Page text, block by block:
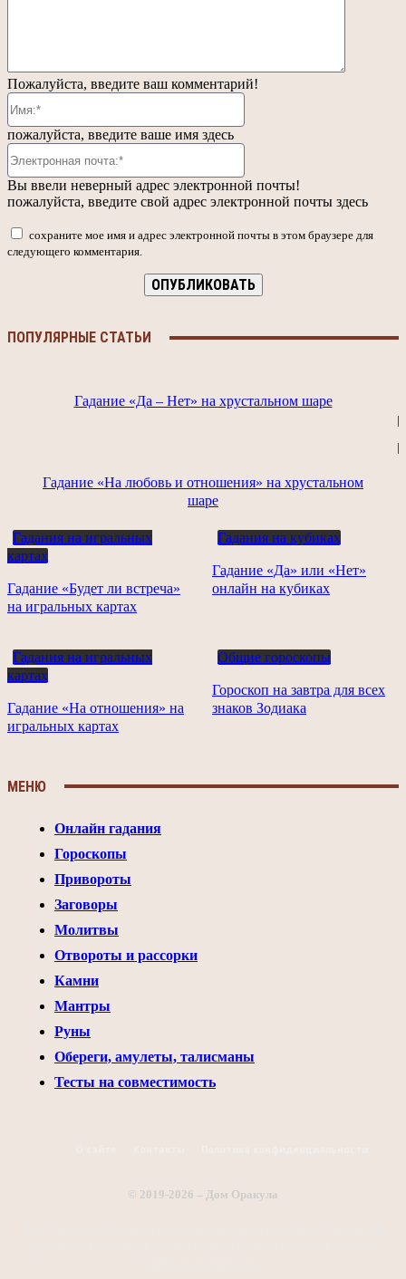
Пожалуйста, введите ваш комментарий!
Имя:*
пожалуйста, введите ваше имя здесь
Электронная
Вы ввели неверный адрес электронной почты!
пожалуйста, введите свой адрес электронной почты здесь
сохраните мое имя и адрес электронной почты в этом браузере для
следующего комментария.
ПОПУЛЯРНЫЕ СТАТЬИ
Гадание «Да – Нет» на хрустальном шаре
Гадание «На любовь и отношения» на хрустальном
шаре
Гадания на игральных
картах
Гадание «Будет ли встреча»
на игральных картах
Гадания на кубиках
Гадание «Да» или «Нет»
онлайн на кубиках
Гадания на игральных
картах
Гадание «На отношения» на
игральных картах
Общие гороскопы
Гороскоп на завтра для всех
знаков Зодиака
МЕНЮ
Онлайн гадания
Гороскопы
Привороты
Заговоры
Молитвы
Отвороты и рассорки
Камни
Мантры
Руны
Обереги, амулеты, талисманы
Тесты на совместимость
© 2019-2026 – Дом Оракула